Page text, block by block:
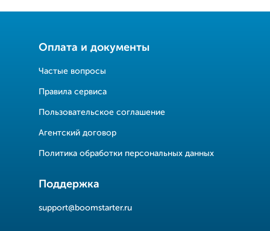
Оплата и документы
Частые вопросы
Правила сервиса
Пользовательское соглашение
Агентский договор
Политика обработки персональных данных
Поддержка
support@boomstarter.ru